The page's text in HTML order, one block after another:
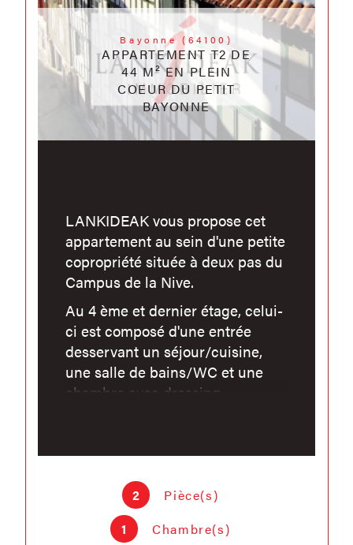
Bayonne (64100)
APPARTEMENT T2 DE
44 M² EN PLEIN
COEUR DU PETIT
BAYONNE
2
Pièce(s)
1
Chambre(s)
LANKIDEAK vous propose cet
appartement au sein d'une petite
copropriété située à deux pas du
Campus de la Nive.
Au 4 ème et dernier étage, celui-
ci est composé d'une entrée
desservant un séjour/cuisine,
une salle de bains/WC et une
chambre avec dressing.
(Les Arènes) / Hasparren.
ACHAT / VENTE / LOCATION -
GESTION / SYNDIC DE